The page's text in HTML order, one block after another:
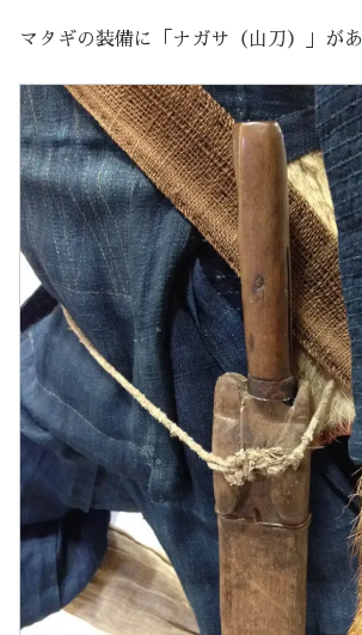
マタギの装備に「ナガサ（山刀）」があ